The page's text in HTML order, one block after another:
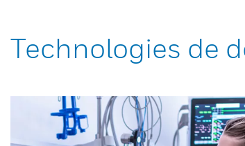
Technologies de